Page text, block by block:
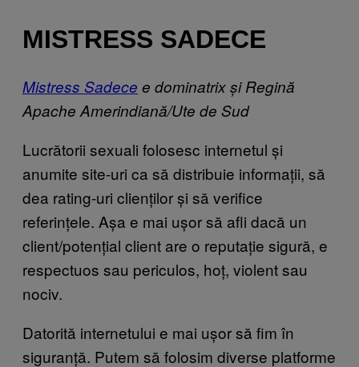
MISTRESS SADECE
Mistress Sadece e dominatrix și Regină
Apache Amerindiană/Ute de Sud
Lucrătorii sexuali folosesc internetul și
anumite site-uri ca să distribuie informații, să
dea rating-uri clienților și să verifice
referințele. Așa e mai ușor să afli dacă un
client/potențial client are o reputație sigură, e
respectuos sau periculos, hoț, violent sau
nociv.
Datorită internetului e mai ușor să fim în
siguranță. Putem să folosim diverse platforme